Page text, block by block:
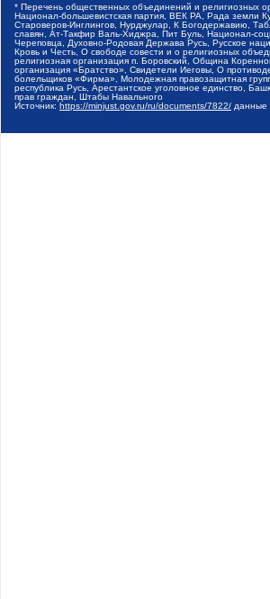
* Перечень общественных объединений и религиозных
Национал-большевистская партия, ВЕК РА, Рада земли
Староверов-Инглингов, Нурджулар, К Богодержавию,
славян, Ат-Такфир Валь-Хиджра, Пит Буль, Национал-
Череповца, Духовно-Родовая Держава Русь, Русское
Кровь и Честь, О свободе совести и о религиозных
религиозная организация п. Боровский, Община
организация «Братство», Свидетели Иеговы, О
болельщиков «Фирма», Молодежная правозащитная
республика Русь, Арестантское уголовное единство,
прав граждан, Штабы Навального
Источник: https://minjust.gov.ru/ru/documents/7822/ данные